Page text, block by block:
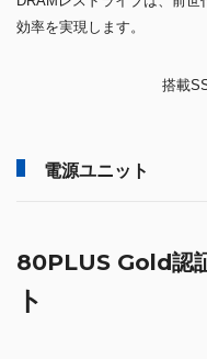
効率を実現します。
搭載
電源ユニット
80PLUS Gold認
ト